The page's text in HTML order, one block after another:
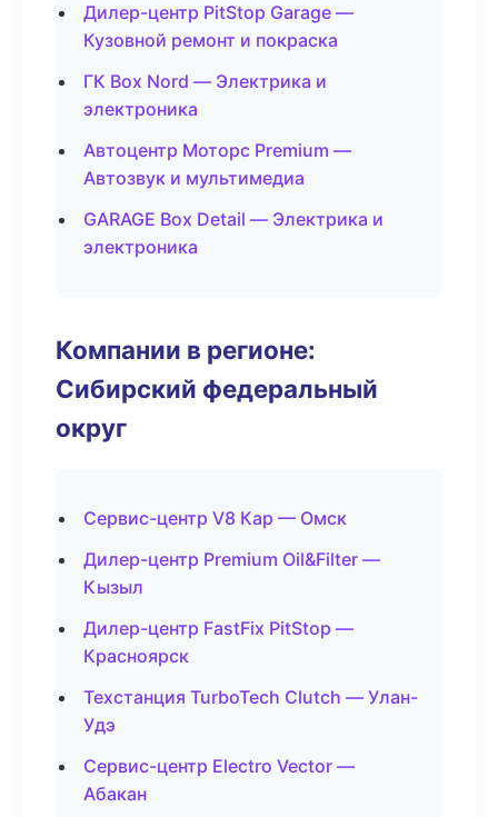
Дилер-центр PitStop Garage —
Кузовной ремонт и покраска
ГК Box Nord — Электрика и
электроника
Автоцентр Моторс Premium —
Автозвук и мультимедиа
GARAGE Box Detail — Электрика и
электроника
Компании в регионе:
Сибирский федеральный
округ
Сервис-центр V8 Кар — Омск
Дилер-центр Premium Oil&Filter —
Кызыл
Дилер-центр FastFix PitStop —
Красноярск
Техстанция TurboTech Clutch — Улан-
Удэ
Сервис-центр Electro Vector —
Абакан